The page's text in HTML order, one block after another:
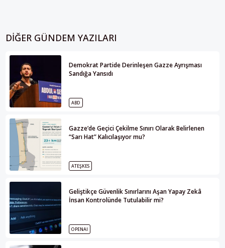
DIĞER GÜNDEM YAZILARI
Demokrat Partide Derinleşen Gazze Ayrışması
Sandığa Yansıdı
ABD
Gazze’de Geçici Çekilme Sınırı Olarak Belirlenen
“Sarı Hat” Kalıcılaşıyor mu?
ATEŞKES
Geliştikçe Güvenlik Sınırlarını Aşan Yapay Zekâ
İnsan Kontrolünde Tutulabilir mi?
OPENAI